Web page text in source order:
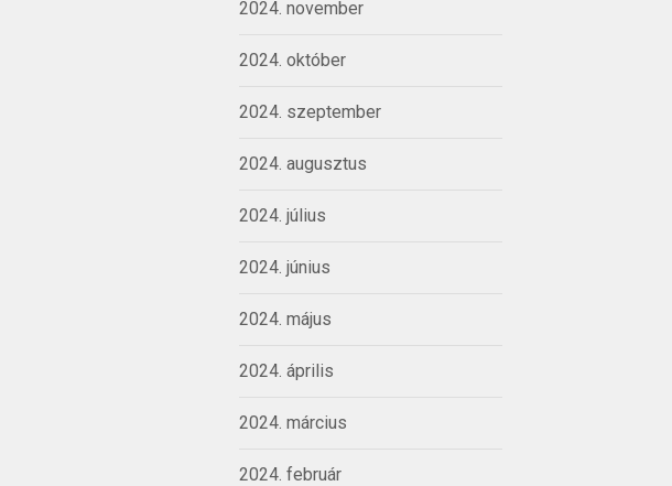
2024. november
2024. október
2024. szeptember
2024. augusztus
2024. július
2024. június
2024. május
2024. április
2024. március
2024. február